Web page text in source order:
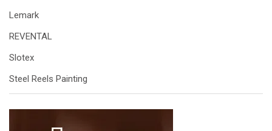
Lemark
REVENTAL
Slotex
Steel Reels Painting